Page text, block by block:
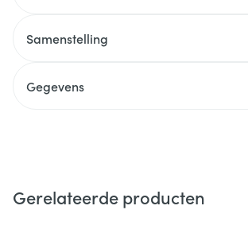
Samenstelling
Gegevens
Gerelateerde producten